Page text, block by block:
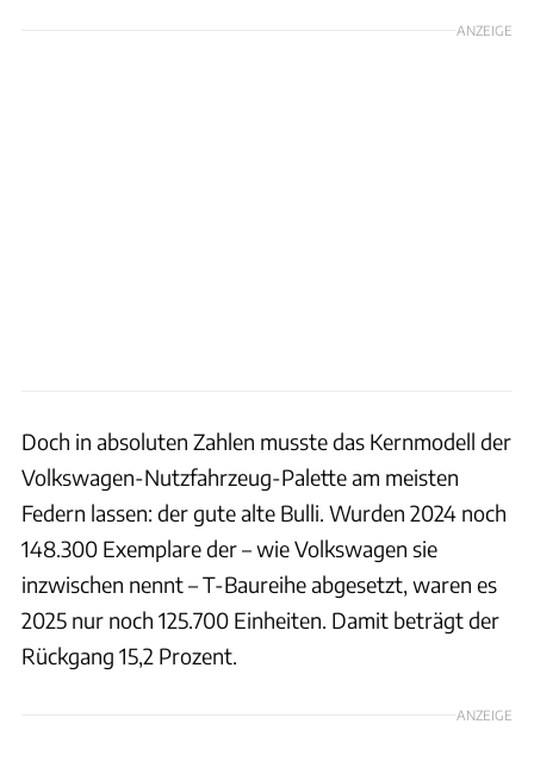
ANZEIGE
Doch in absoluten Zahlen musste das Kernmodell der
Volkswagen-Nutzfahrzeug-Palette am meisten
Federn lassen: der gute alte Bulli. Wurden 2024 noch
148.300 Exemplare der – wie Volkswagen sie
inzwischen nennt – T-Baureihe abgesetzt, waren es
2025 nur noch 125.700 Einheiten. Damit beträgt der
Rückgang 15,2 Prozent.
ANZEIGE